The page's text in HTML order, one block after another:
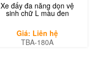
Xe đẩy đa năng dọn vệ
sinh chữ L màu đen
Giá: Liên hệ
TBA-180A